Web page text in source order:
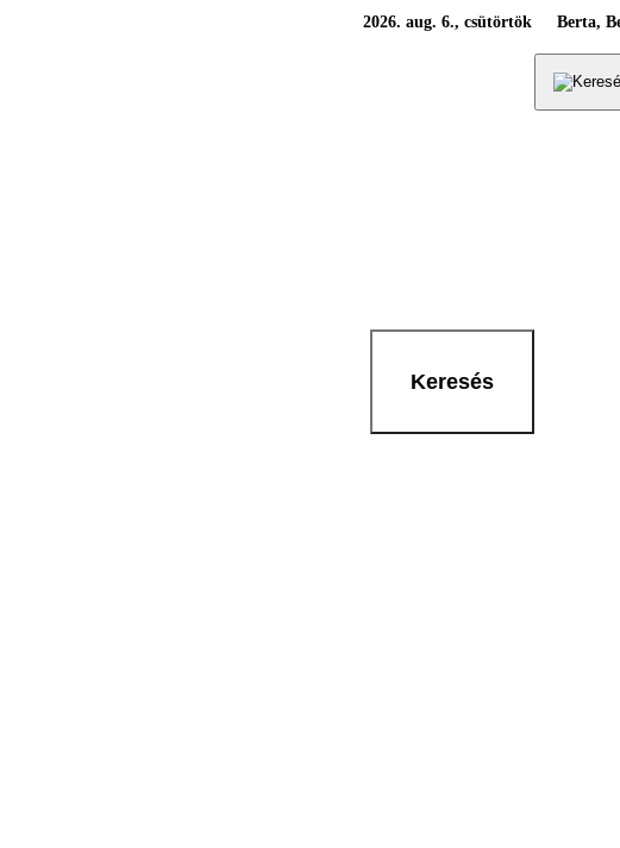
2026. aug. 6., csütörtök Berta,
Keresés